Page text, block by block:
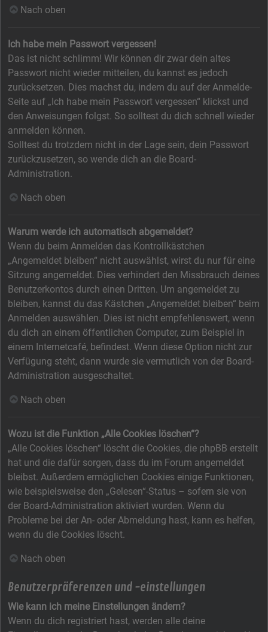
Nach oben
Ich habe mein Passwort vergessen!
Das ist nicht schlimm! Wir können dir zwar dein altes
Passwort nicht wieder mitteilen, du kannst es jedoch
zurücksetzen. Dies machst du, indem du auf der Anmelde-
Seite auf „Ich habe mein Passwort vergessen“ klickst und
den Anweisungen folgst. So solltest du dich schnell wieder
anmelden können.
Solltest du trotzdem nicht in der Lage sein, dein Passwort
zurückzusetzen, so wende dich an die Board-
Administration.
Nach oben
Warum werde ich automatisch abgemeldet?
Wenn du beim Anmelden das Kontrollkästchen
„Angemeldet bleiben“ nicht auswählst, wirst du nur für eine
Sitzung angemeldet. Dies verhindert den Missbrauch deines
Benutzerkontos durch einen Dritten. Um angemeldet zu
bleiben, kannst du das Kästchen „Angemeldet bleiben“ beim
Anmelden auswählen. Dies ist nicht empfehlenswert, wenn
du dich an einem öffentlichen Computer, zum Beispiel in
einem Internetcafé, befindest. Wenn diese Option nicht zur
Verfügung steht, dann wurde sie vermutlich von der Board-
Administration ausgeschaltet.
Nach oben
Wozu ist die Funktion „Alle Cookies löschen“?
„Alle Cookies löschen“ löscht die Cookies, die phpBB erstellt
hat und die dafür sorgen, dass du im Forum angemeldet
bleibst. Außerdem ermöglichen Cookies einige Funktionen,
wie beispielsweise den „Gelesen“-Status – sofern sie von
der Board-Administration aktiviert wurden. Wenn du
Probleme bei der An- oder Abmeldung hast, kann es helfen,
wenn du die Cookies löscht.
Nach oben
Benutzerpräferenzen und -einstellungen
Wie kann ich meine Einstellungen ändern?
Wenn du dich registriert hast, werden alle deine